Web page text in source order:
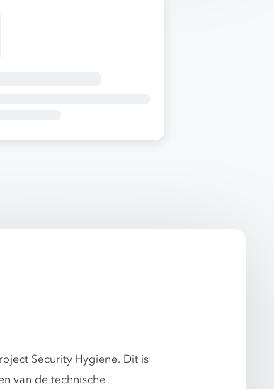
Security Hygiene. Dit is
van de technische